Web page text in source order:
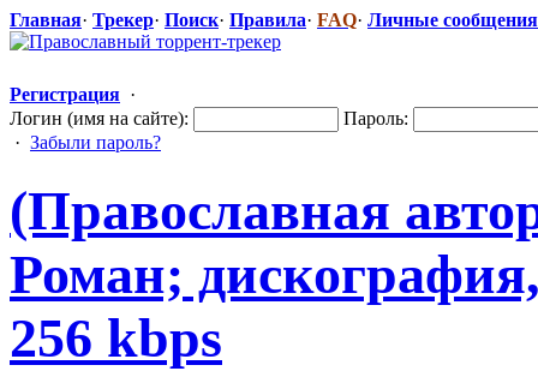
Главная· Трекер· Поиск· Правила· FAQ· Личные сообщения
Регистрация ·
Логин (имя на сайте):
Пароль:
· Забыли пароль?
(Православная
Роман;
256 kbps